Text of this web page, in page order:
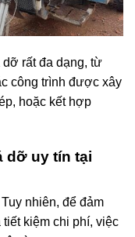
rất đa dạng, từ
công trình được xây
hoặc kết hợp
dỡ uy tín tại
nhiên, để đảm
tiết kiệm chi phí, việc